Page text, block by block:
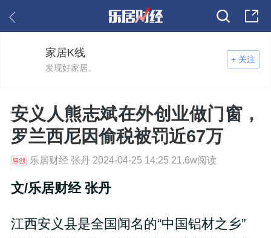
+ 关注
家居K线
发现好家居。
安义人熊志斌在外创业做门窗，
罗兰西尼因偷税被罚近67万
乐居财经 张丹 2024-04-25 14:25 21.6w阅读
文/乐居财经 张丹
江西安义县是全国闻名的“中国铝材之乡”